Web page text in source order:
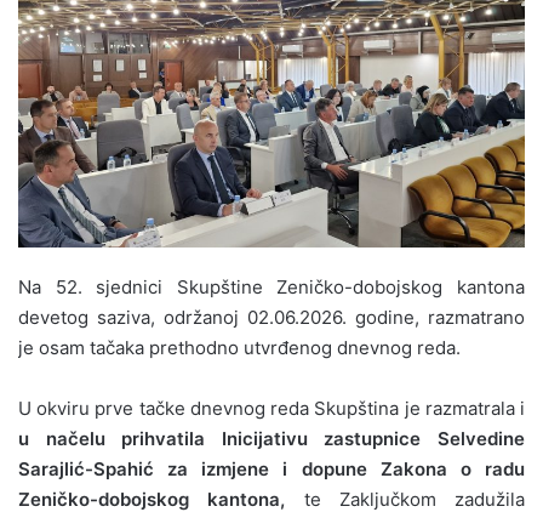
a
n
e
m
i
Na 52. sjednici Skupštine Zeničko-dobojskog kantona
devetog saziva, održanoj 02.06.2026. godine, razmatrano
je osam tačaka prethodno utvrđenog dnevnog reda.
U okviru prve tačke dnevnog reda Skupština je razmatrala i
u načelu prihvatila Inicijativu zastupnice Selvedine
Sarajlić-Spahić za izmjene i dopune Zakona o radu
Zeničko-dobojskog kantona, te Zaključkom
zadužila